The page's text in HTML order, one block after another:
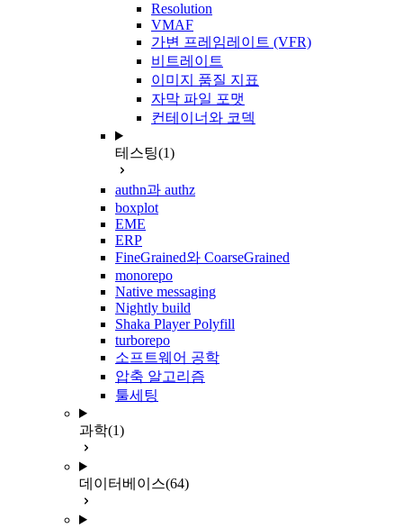
Resolution
VMAF
가변 프레임레이트 (VFR)
비트레이트
이미지 품질 지표
자막 파일 포맷
컨테이너와 코덱
테스팅(1)
authn과 authz
boxplot
EME
ERP
FineGrained와 CoarseGrained
monorepo
Native messaging
Nightly build
Shaka Player Polyfill
turborepo
소프트웨어 공학
압축 알고리즘
툴세팅
과학(1)
데이터베이스(64)